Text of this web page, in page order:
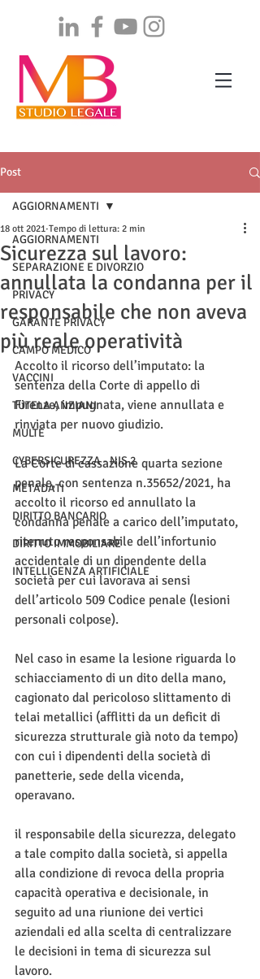
Post
AGGIORNAMENTI
SEPARAZIONE E DIVORZIO
PRIVACY
GARANTE PRIVACY
CAMPO MEDICO
VACCINI
TUTELA ANZIANI
MULTE
CYBERSICUREZZA - NIS 2
METADATI
DIRITTO BANCARIO
DIRITTO IMMOBILIARE
INTELLIGENZA ARTIFICIALE
AGGIORNAMENTI
Sicurezza sul lavoro:
annullata la condanna per il
responsabile che non aveva
più reale operatività
18 ott 2021 Tempo di lettura: 2 min
Accolto il ricorso dell’imputato: la
sentenza della Corte di appello di
Firenze, impugnata, viene annullata e
rinviata per nuovo giudizio.
La Corte di cassazione quarta sezione
penale, con sentenza n.35652/2021, ha
accolto il ricorso ed annullato la
condanna penale a carico dell’imputato,
ritenuto responsabile dell’infortunio
accidentale di un dipendente della
società per cui lavorava ai sensi
dell’articolo 509 Codice penale (lesioni
personali colpose).
Nel caso in esame la lesione riguarda lo
schiacciamento di un dito della mano,
cagionato dal pericoloso slittamento di
telai metallici (afflitti da un deficit di
sicurezza strutturale già noto da tempo)
con cui i dipendenti della società di
panetterie, sede della vicenda,
operavano.
il responsabile della sicurezza, delegato
a tale compito dalla società, si appella
alla condizione di revoca della propria
capacità operativa e decisionale, in
seguito ad una riunione dei vertici
aziendali ed alla scelta di centralizzare
le decisioni in tema di sicurezza sul
lavoro.